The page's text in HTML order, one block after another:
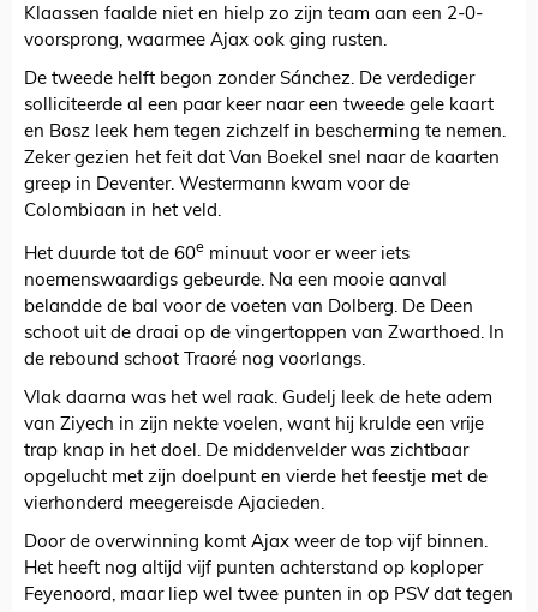
Klaassen faalde niet en hielp zo zijn team aan een 2-0-
voorsprong, waarmee Ajax ook ging rusten.
De tweede helft begon zonder Sánchez. De verdediger
solliciteerde al een paar keer naar een tweede gele kaart
en Bosz leek hem tegen zichzelf in bescherming te nemen.
Zeker gezien het feit dat Van Boekel snel naar de kaarten
greep in Deventer. Westermann kwam voor de
Colombiaan in het veld.
Het duurde tot de 60e minuut voor er weer iets
noemenswaardigs gebeurde. Na een mooie aanval
belandde de bal voor de voeten van Dolberg. De Deen
schoot uit de draai op de vingertoppen van Zwarthoed. In
de rebound schoot Traoré nog voorlangs.
Vlak daarna was het wel raak. Gudelj leek de hete adem
van Ziyech in zijn nekte voelen, want hij krulde een vrije
trap knap in het doel. De middenvelder was zichtbaar
opgelucht met zijn doelpunt en vierde het feestje met de
vierhonderd meegereisde Ajacieden.
Door de overwinning komt Ajax weer de top vijf binnen.
Het heeft nog altijd vijf punten achterstand op koploper
Feyenoord, maar liep wel twee punten in op PSV dat tegen